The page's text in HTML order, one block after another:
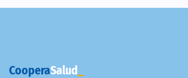
CooperaSalud